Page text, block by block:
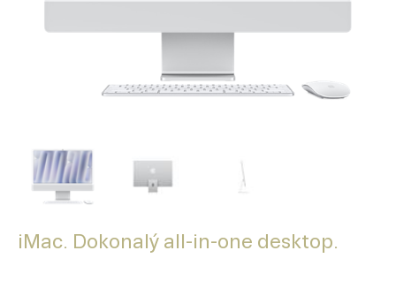
iMac. Dokonalý all-in-one desktop.